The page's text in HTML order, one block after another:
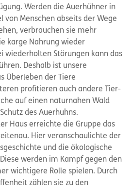
Werden die Auerhühner in
von Menschen abseits der Wege
verbrauchen sie mehr
karge Nahrung wieder
wiederholten Störungen kann das
Deshalb ist unsere
Überleben der Tiere
profitieren auch andere Tier-
auf einen naturnahen Wald
des Auerhuhns.
Haus erreichte die Gruppe das
Hier veranschaulichte der
und die ökologische
werden im Kampf gegen den
wichtigere Rolle spielen. Durch
zählen sie zu den